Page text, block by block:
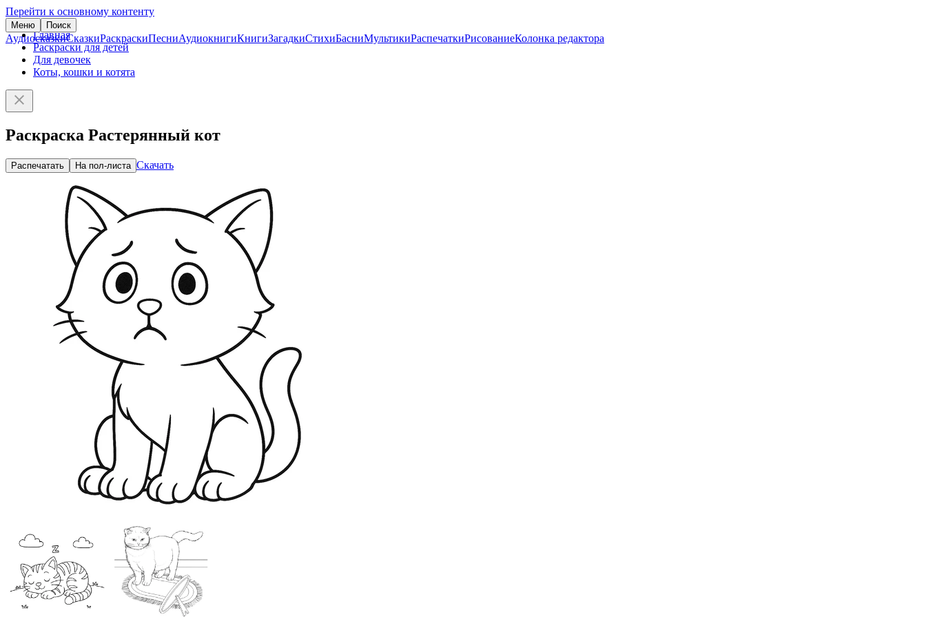
Перейти к основному контенту
Меню Поиск
АудиосказкиСказкиРаскраскиПесниАудиокнигиКнигиЗагадкиСтихиБасниМультикиРаспечаткиРисованиеКолонка редактора
Главная
Раскраски для детей
Для девочек
Коты, кошки и котята
Раскраска Растерянный кот
Распечатать На пол-листа Скачать